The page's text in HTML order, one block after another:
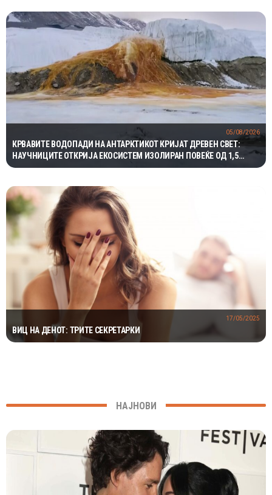
КРВАВИТЕ ВОДОПАДИ НА АНТАРКТИКОТ КРИЈАТ ДРЕВЕН СВЕТ:
НАУЧНИЦИТЕ ОТКРИЈА ЕКОСИСТЕМ ИЗОЛИРАН ПОВЕЌЕ ОД 1,5
МИЛИОНИ ГОДИНИ
05/08/2026
ВИЦ НА ДЕНОТ: ТРИТЕ СЕКРЕТАРКИ
17/05/2025
НАЈНОВИ